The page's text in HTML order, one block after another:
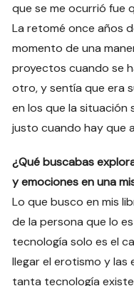
que se me ocurrió fue
La retomé once años
momento de una
proyectos cuando se
otro, y sentía que era
en los que la situación
justo cuando hay que
¿Qué buscabas
y emociones en una
Lo que busco en mis
de la persona que lo
tecnología solo es el
llegar el erotismo y las
tanta tecnología